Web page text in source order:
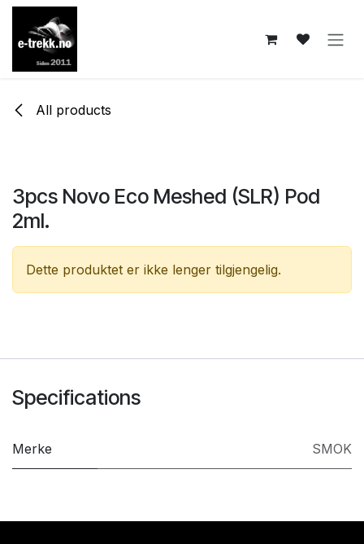
Skip to Content
All products
3pcs Novo Eco Meshed (SLR) Pod
2ml.
Dette produktet er ikke lenger tilgjengelig.
Specifications
Merke SMOK